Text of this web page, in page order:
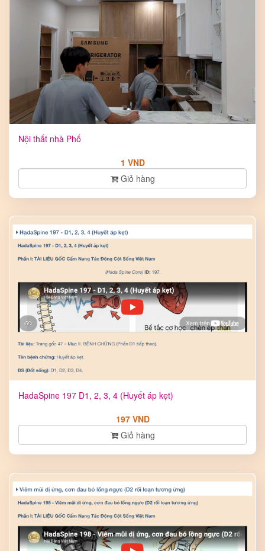
Nội thất nhà Phố
1 VND
Giỏ hàng
HadaSpine 197 D1, 2, 3, 4 (Huyết áp kẹt)
197 VND
Giỏ hàng